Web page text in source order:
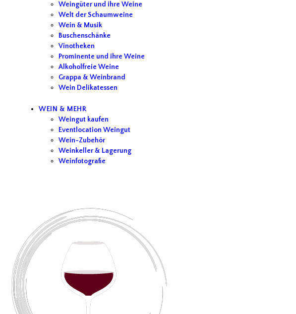
Weingüter und ihre Weine
Welt der Schaumweine
Wein & Musik
Buschenschänke
Vinotheken
Prominente und ihre Weine
Alkoholfreie Weine
Grappa & Weinbrand
Wein Delikatessen
WEIN & MEHR
Weingut kaufen
Eventlocation Weingut
Wein-Zubehör
Weinkeller & Lagerung
Weinfotografie